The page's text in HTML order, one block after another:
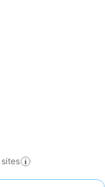
sites